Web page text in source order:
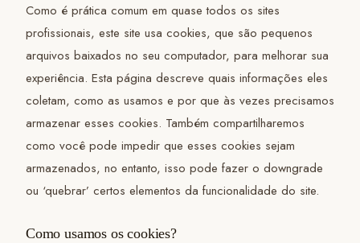
Como é prática comum em quase todos os sites
profissionais, este site usa cookies, que são pequenos
arquivos baixados no seu computador, para melhorar sua
experiência. Esta página descreve quais informações eles
coletam, como as usamos e por que às vezes precisamos
armazenar esses cookies. Também compartilharemos
como você pode impedir que esses cookies sejam
armazenados, no entanto, isso pode fazer o downgrade
ou ‘quebrar’ certos elementos da funcionalidade do site.
Como usamos os cookies?